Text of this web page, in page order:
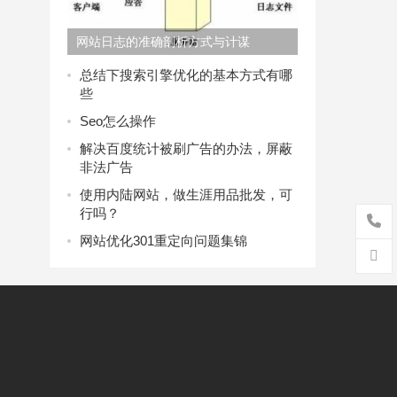
网站日志的准确剖析方式与计谋
总结下搜索引擎优化的基本方式有哪
些
Seo怎么操作
解决百度统计被刷广告的办法，屏蔽
非法广告
使用内陆网站，做生涯用品批发，可
行吗？
网站优化301重定向问题集锦